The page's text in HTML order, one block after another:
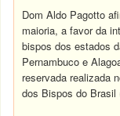
Dom Aldo Pagotto
maioria, a favor da
bispos dos estados
Pernambuco e
reservada realizada
dos Bispos do Brasil